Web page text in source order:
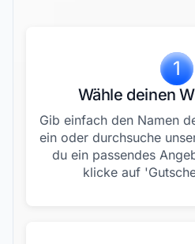
1
Wähle deinen
Gib einfach den Namen
ein oder durchsuche
du ein passendes
klicke auf